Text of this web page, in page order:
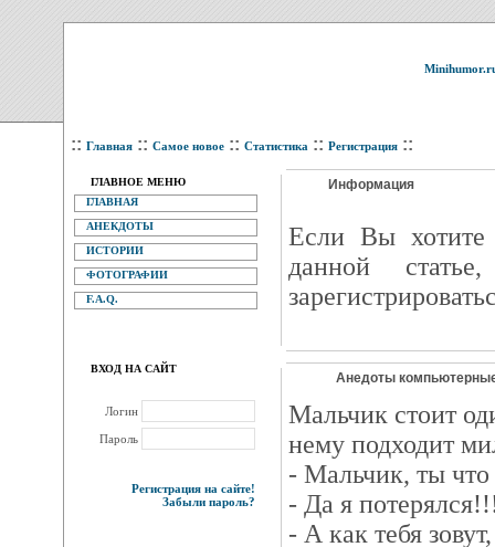
:: Главная :: Самое новое :: Статистика :: Регистрация ::
ГЛАВНОЕ МЕНЮ
ГЛАВНАЯ
АНЕКДОТЫ
ИСТОРИИ
ФОТОГРАФИИ
F.A.Q.
ВХОД НА САЙТ
Логин
Пароль
Регистрация на сайте!
Забыли пароль?
Информация
Eсли Вы хотите
данной
Анедоты
Мальчик стоит
нему подходит
- Мальчик, ты
- Да я
- А как тебя